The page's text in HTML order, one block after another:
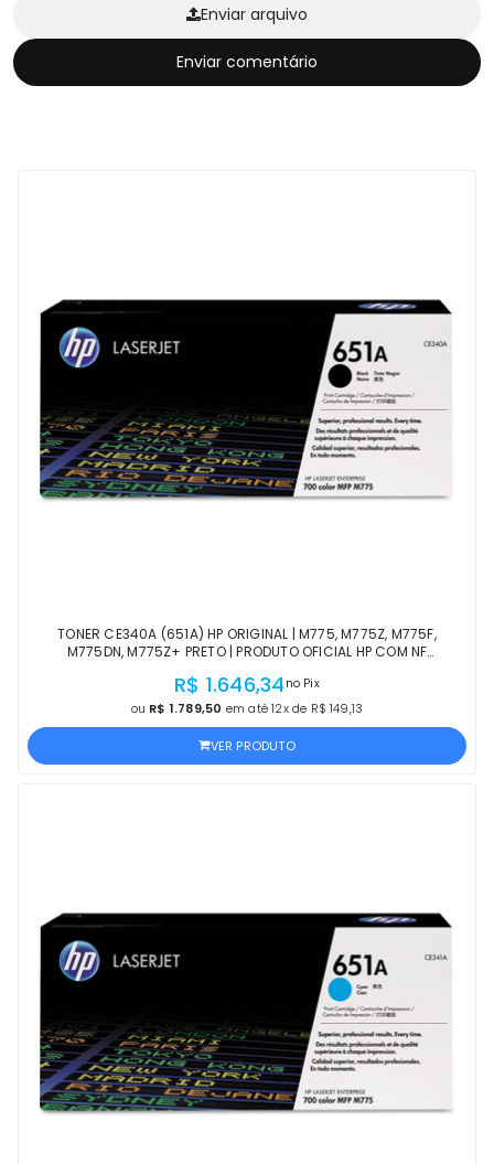
Enviar arquivo
Enviar comentário
TONER CE340A (651A) HP ORIGINAL | M775, M775Z, M775F,
M775DN, M775Z+ PRETO | PRODUTO OFICIAL HP COM NF
R$ 1.646,34 no Pix
ou R$ 1.789,50 em até 12x de R$ 149,13
VER PRODUTO